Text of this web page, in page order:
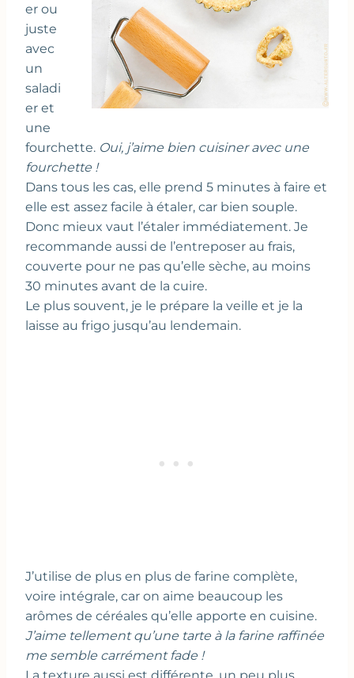
er ou
juste
avec
un
saladi
er et
une
fourchette. Oui, j’aime bien cuisiner avec une
fourchette !
Dans tous les cas, elle prend 5 minutes à faire et
elle est assez facile à étaler, car bien souple.
Donc mieux vaut l’étaler immédiatement. Je
recommande aussi de l’entreposer au frais,
couverte pour ne pas qu’elle sèche, au moins
30 minutes avant de la cuire.
Le plus souvent, je le prépare la veille et je la
laisse au frigo jusqu’au lendemain.
J’utilise de plus en plus de farine complète,
voire intégrale, car on aime beaucoup les
arômes de céréales qu’elle apporte en cuisine.
J’aime tellement qu’une tarte à la farine raffinée
me semble carrément fade !